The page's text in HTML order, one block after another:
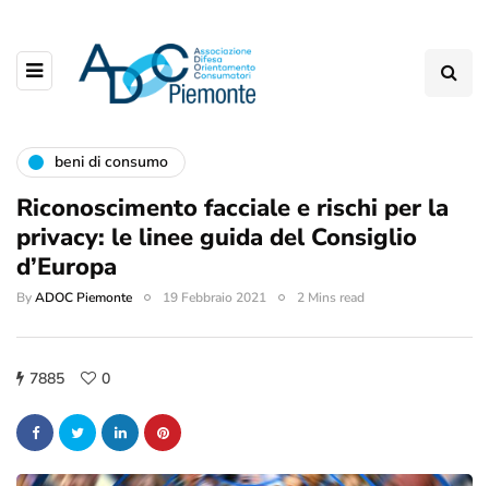
beni di consumo
Riconoscimento facciale e rischi per la
privacy: le linee guida del Consiglio
d’Europa
ByADOC Piemonte 19 Febbraio 2021 2 Mins read
7885 0